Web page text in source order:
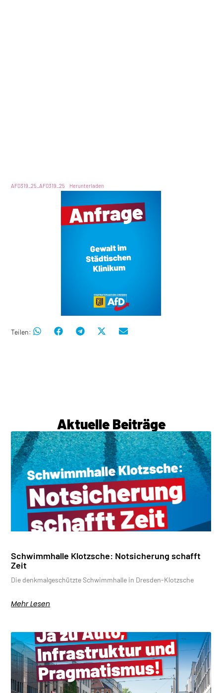
AF0319_25_AF0319_25 Herunterladen
Teilen:
Aktuelle Beiträge
Schwimmhalle Klotzsche: Notsicherung schafft
Zeit
Die denkmalgeschützte Schwimmhalle in Dresden-Klotzsche
Mehr Lesen